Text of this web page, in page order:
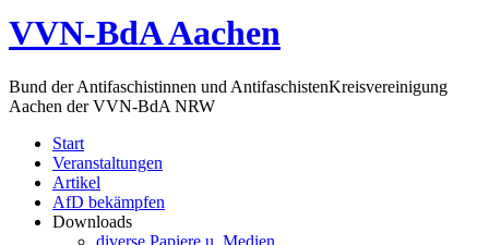
VVN-BdA Aachen
Bund der Antifaschistinnen und AntifaschistenKreisvereinigung
Aachen der VVN-BdA NRW
Start
Veranstaltungen
Artikel
AfD bekämpfen
Downloads
diverse Papiere u. Medien